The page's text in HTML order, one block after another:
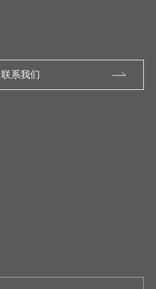
联系我们